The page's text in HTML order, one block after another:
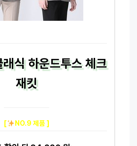
식 하운드투스 체크
재킷
[ NO.9 제품 ]